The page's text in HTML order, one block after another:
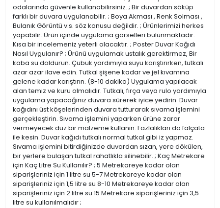
odalarında güvenle kullanabilirsiniz. ; Bir duvardan söküp
farklı bir duvara uygulanabilir. ; Boya Akması , Renk Solması ,
Bulanık Görüntü v.s. söz konusu değildir. ; Ürünlerimizi herkes
yapabilir. Ürün içinde uygulama görselleri bulunmaktadır.
Kısa bir incelemeniz yeterli olacaktır. ; Poster Duvar Kağıdı
Nasıl Uygulanır? ; Ürünü uygulamak ustalık gerektirmez, Bir
kaba su doldurun. Çubuk yardımıyla suyu karıştırırken, tutkalı
azar azar ilave edin. Tutkal şişene kadar ve jel kıvamına
gelene kadar karıştırın. (8-10 dakika) Uygulama yapılacak
alan temiz ve kuru olmalıdır. Tutkalı, fırça veya rulo yardımıyla
uygulama yapacağınız duvara sürerek iyice yedirin. Duvar
kağıdını üst köşelerinden duvara tutturarak sıvama işlemini
gerçekleştirin. Sıvama işlemini yaparken ürüne zarar
vermeyecek düz bir malzeme kullanın. Fazlalıkları da falçata
ile kesin. Duvar kağıdı tutkalı normal tutkal gibi iz yapmaz.
Sıvama işlemini bitirdiğinizde duvardan sızan, yere dökülen,
bir yerlere bulaşan tutkal rahatlıkla silinebilir. ; Kaç Metrekare
için Kaç Litre Su Kullanılır? ; 5 Metrekareye kadar olan
siparişleriniz için 1 litre su 5-7 Metrekareye kadar olan
siparişleriniz için 1,5 litre su 8-10 Metrekareye kadar olan
siparişleriniz için 2 litre su 15 Metrekare siparişleriniz için 3,5
litre su kullanılmalıdır ;